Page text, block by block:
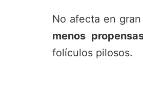
No afecta en
menos
folículos pilosos.